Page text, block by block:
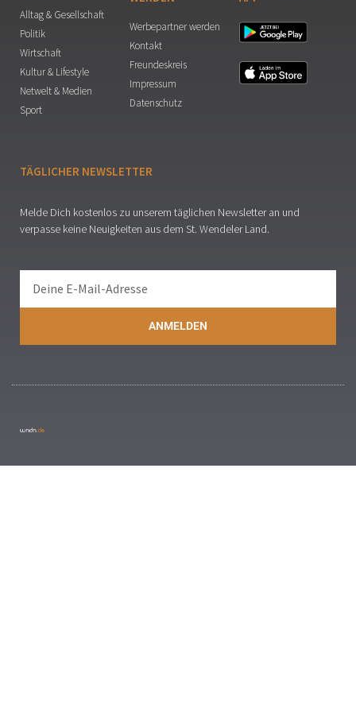
Alltag & Gesellschaft
Politik
Wirtschaft
Kultur & Lifestyle
Netwelt & Medien
Sport
Werbepartner werden
Kontakt
Freundeskreis
Impressum
Datenschutz
TÄGLICHER NEWSLETTER
Melde Dich kostenlos zu unserem täglichen Newsletter an und
verpasse keine Neuigkeiten aus dem St. Wendeler Land.
ANMELDEN